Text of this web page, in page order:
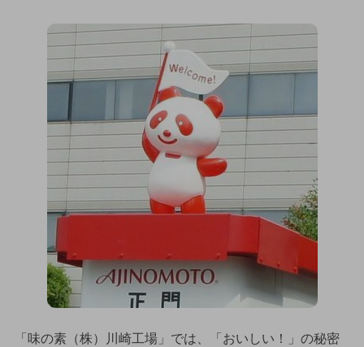
「味の素（株）川崎工場」では、「おいしい！」の秘密